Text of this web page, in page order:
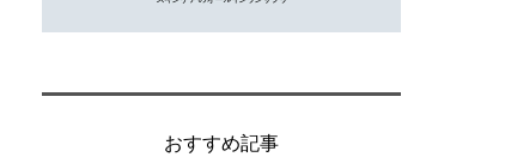
おすすめ記事